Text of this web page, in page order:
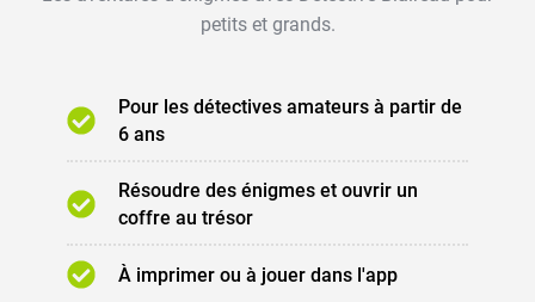
petits et grands.
Pour les détectives amateurs à partir de
6 ans
Résoudre des énigmes et ouvrir un
coffre au trésor
À imprimer ou à jouer dans l'app